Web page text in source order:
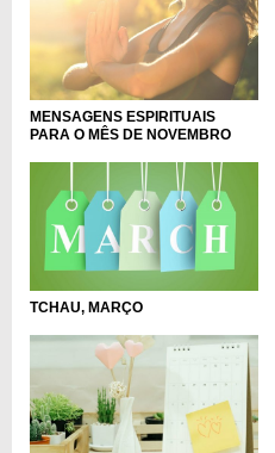
MENSAGENS ESPIRITUAIS
PARA O MÊS DE NOVEMBRO
TCHAU, MARÇO